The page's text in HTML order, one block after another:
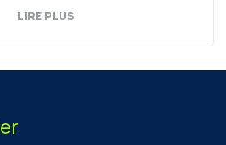
LIRE PLUS